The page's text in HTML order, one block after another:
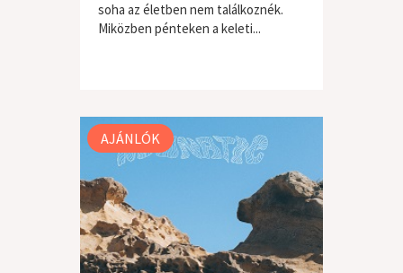
soha az életben nem találkoznék.
Miközben pénteken a keleti...
AJÁNLÓK